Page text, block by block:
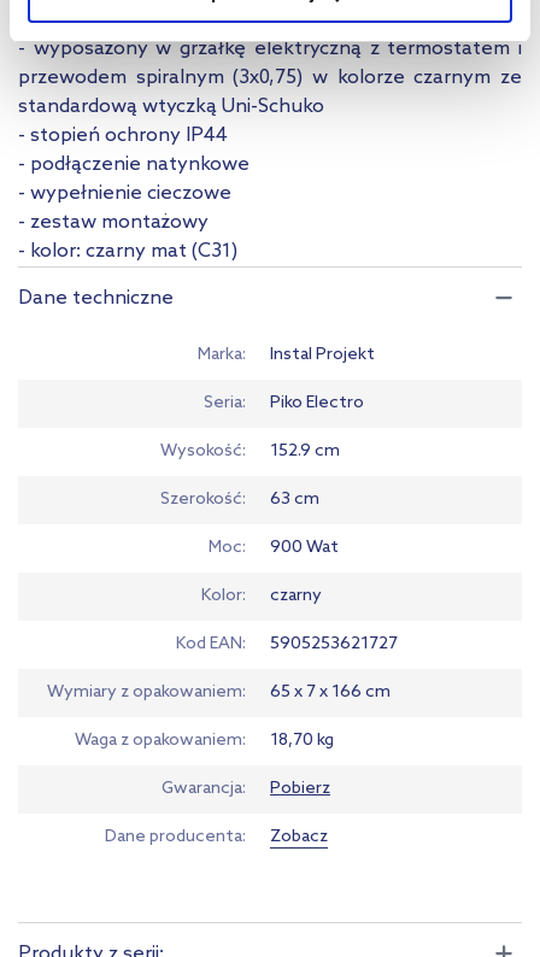
Aby uzyskać więcej informacji na temat plików plików cookie,
kliknij „Ustawienia plików cookie”.Jeśli chcesz uzyskać więcej
informacji na temat plików cookie i tego, dlaczego ich przepisy,
przejdź do zakładek „Informacje o plikach cookie”.
- moc: 900W
- wyposażony w grzałkę elektryczną z termostatem i
przewodem spiralnym (3x0,75) w kolorze czarnym ze
standardową wtyczką Uni-Schuko
- stopień ochrony IP44
- podłączenie natynkowe
- wypełnienie cieczowe
- zestaw montażowy
- kolor: czarny mat (C31)
Dane techniczne
Marka Instal Projekt
Seria Piko Electro
Wysokość 152.9 cm
Szerokość 63 cm
Moc 900 Wat
Kolor czarny
Kod EAN 5905253621727
Wymiary z opakowaniem 65 x 7 x 166 cm
Waga z opakowaniem 18,70 kg
Gwarancja Pobierz
Dane producenta Zobacz